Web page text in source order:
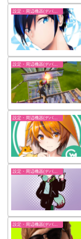
設定・周辺機器(デバイス)-フォートナイト【fortnite】
設定・周辺機器(デバイス)-フォートナイト【fortnite】
設定・周辺機器(デバイス)-フォートナイト【fortnite】